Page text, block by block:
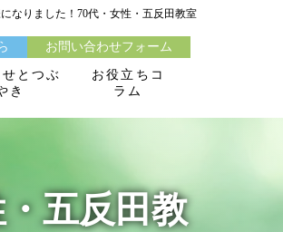
なりました！70代・女性・五反田教室
とつぶ
き
お役立ちコ
ラム
お問い合わせフォーム
五反田教